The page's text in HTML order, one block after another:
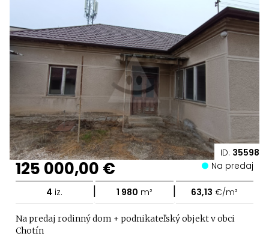
ID: 35598
125 000,00 € Na predaj
4 iz. | 1 980 m² | 63,13 €/m²
Na predaj rodinný dom + podnikateľský objekt v obci
Chotín